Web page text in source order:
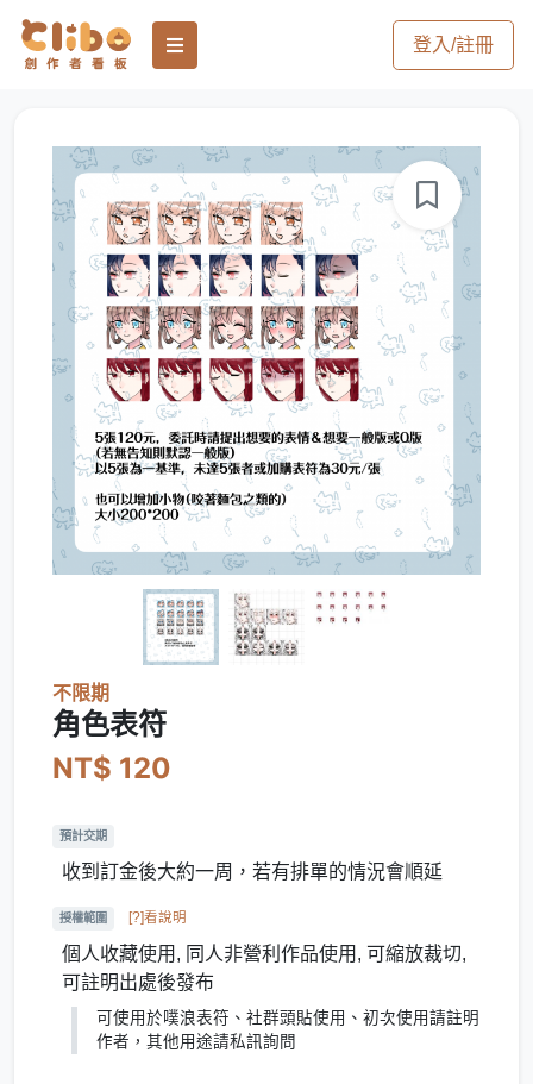
登入/註冊
不限期
角色表符
NT$ 120
預計交期
收到訂金後大約一周，若有排單的情況會順延
授權範圍 [?]看說明
個人收藏使用, 同人非營利作品使用, 可縮放裁切,
可註明出處後發布
可使用於噗浪表符、社群頭貼使用、初次使用請註明
作者，其他用途請私訊詢問